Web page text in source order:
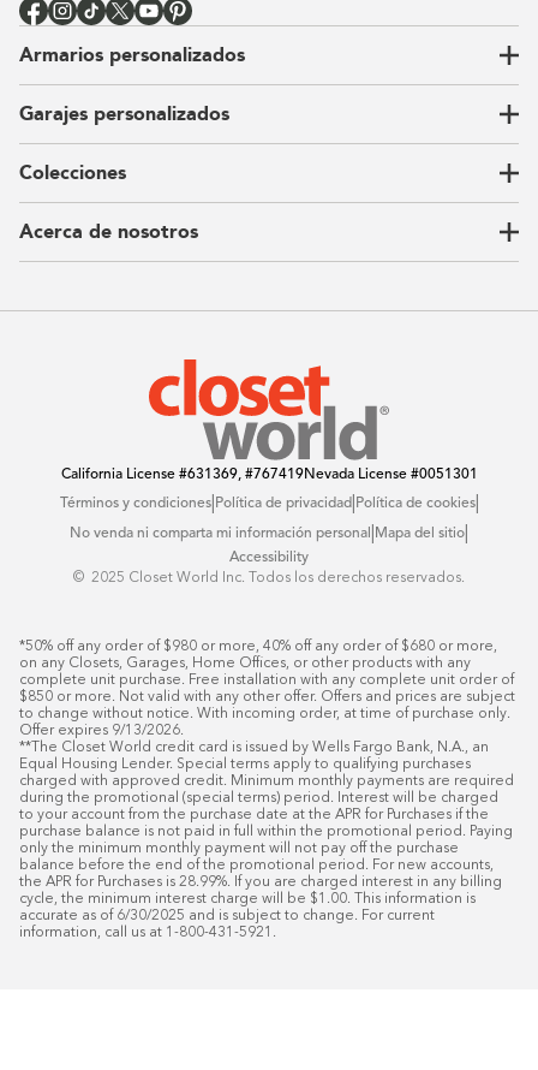
Armarios personalizados
Vestidores
Armarios de pared
Guardarropas
Armarios para niños
Garajes personalizados
Nuestra historia
Our Process
Carta del CEO
Sostenibilidad
Colecciones
Ubicaciones
Contacto
Acerca de nosotros
California License#631369, #767419Nevada License#0051301
Términos y condiciones| Política de privacidad| Política de cookies|
No venda ni comparta mi información personal Mapa del sitio
Accessibility
© ️ 2025 Closet World Inc. Todos los derechos reservados.
*50% off any order of $980 or more, 40% off any order of $680 or more,
on any Closets, Garages, Home Offices, or other products with any
complete unit purchase. Free installation with any complete unit order of
$850 or more. Not valid with any other offer. Offers and prices are subject
to change without notice. With incoming order, at time of purchase only.
Offer expires 9/13/2026.
**The Closet World credit card is issued by Wells Fargo Bank, N.A., an
Equal Housing Lender. Special terms apply to qualifying purchases
charged with approved credit. Minimum monthly payments are required
during the promotional (special terms) period. Interest will be charged
to your account from the purchase date at the APR for Purchases if the
purchase balance is not paid in full within the promotional period. Paying
only the minimum monthly payment will not pay off the purchase
balance before the end of the promotional period. For new accounts,
the APR for Purchases is 28.99%. If you are charged interest in any billing
cycle, the minimum interest charge will be $1.00. This information is
accurate as of 6/30/2025 and is subject to change. For current
information, call us at 1-800-431-5921.